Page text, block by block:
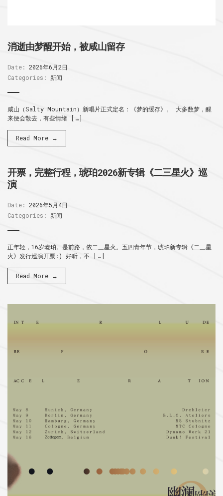
消逝由梦醒开始，被咸山留存
Date: 2026年6月2日
Categories:
新闻
咸山（Salty Mountain）新唱片正式定名：《梦的缓存》。 大多数梦，醒
来便会散去，有些情绪 […]
Read More →
开票，完整行程，琥珀2026新专辑《二三星火》巡
演
Date: 2026年5月4日
Categories:
新闻
正年轻，16岁琥珀。是前路，依二三星火。五四青年节，琥珀新专辑《二三星
火》发行巡演开票:) 好听，不 […]
Read More →